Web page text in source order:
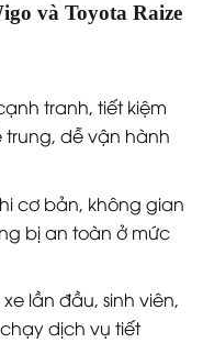
và Toyota Raize
tranh, tiết kiệm
trung, dễ vận hành
cơ bản, không gian
bị an toàn ở mức
lần đầu, sinh viên,
dịch vụ tiết